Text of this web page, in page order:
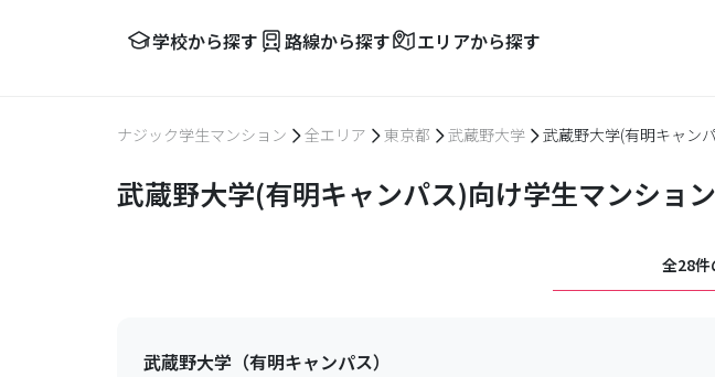
学校から探す 路線から探す エリアから探す
ナジック学生マンション 全エリア 東京都 武蔵野大学 武蔵野大学(有明キャン
武蔵野大学(有明キャンパス)向け学生マンショ
全28件
武蔵野大学（有明キャンパス）